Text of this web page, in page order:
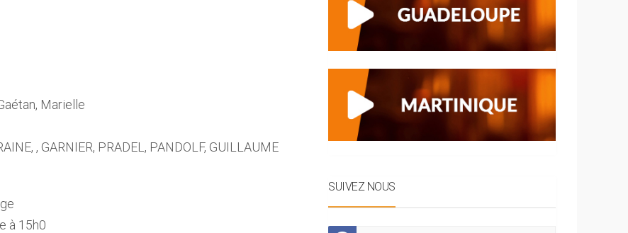
Marielle
, GARNIER, PRADEL, PANDOLF, GUILLAUME
à 15h0
SUIVEZ NOUS